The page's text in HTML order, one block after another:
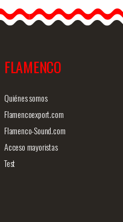
&helli
p;
FLAMENCO
Quiénes somos
Flamencoexport.com
Flamenco-Sound.com
Acceso mayoristas
Test